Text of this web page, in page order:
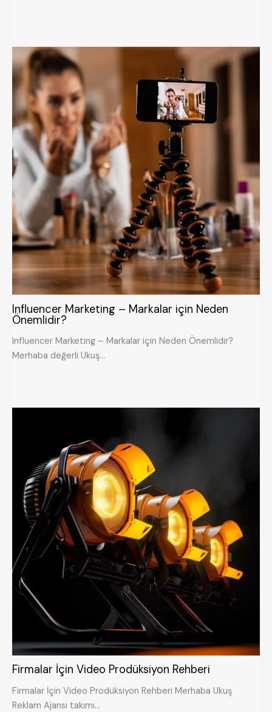
Influencer Marketing – Markalar için Neden
Önemlidir?
Influencer Marketing – Markalar için Neden Önemlidir?
Merhaba değerli Ukuş…
Firmalar İçin Video Prodüksiyon Rehberi
Firmalar İçin Video Prodüksiyon Rehberi Merhaba Ukuş
Reklam Ajansı takımı…